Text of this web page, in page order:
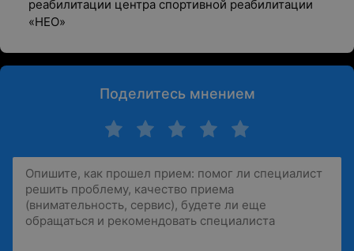
реабилитации центра спортивной реабилитации
«НЕО»
Поделитесь мнением